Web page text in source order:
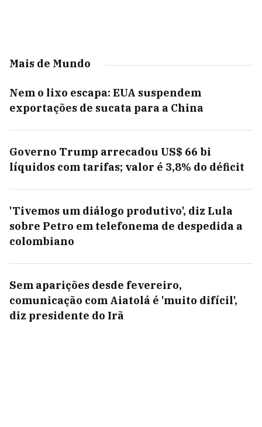
Mais de Mundo
Nem o lixo escapa: EUA suspendem
exportações de sucata para a China
Governo Trump arrecadou US$ 66 bi
líquidos com tarifas; valor é 3,8% do déficit
'Tivemos um diálogo produtivo', diz Lula
sobre Petro em telefonema de despedida a
colombiano
Sem aparições desde fevereiro,
comunicação com Aiatolá é 'muito difícil',
diz presidente do Irã